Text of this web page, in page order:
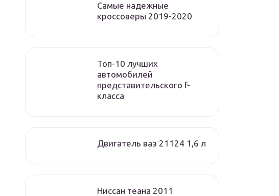
Самые надежные
кроссоверы 2019-2020
Топ-10 лучших
автомобилей
представительского f-
класса
Двигатель ваз 21124 1,6 л
Ниссан теана 2011